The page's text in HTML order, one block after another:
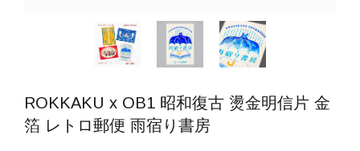
ROKKAKU x OB1 昭和復古 燙金明信片 金
箔 レトロ郵便 雨宿り書房